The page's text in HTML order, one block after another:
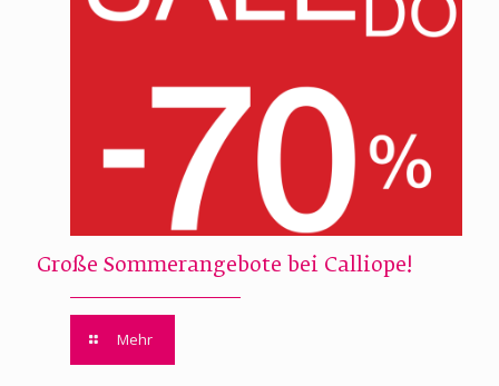
Große Sommerangebote bei Calliope!
Mehr